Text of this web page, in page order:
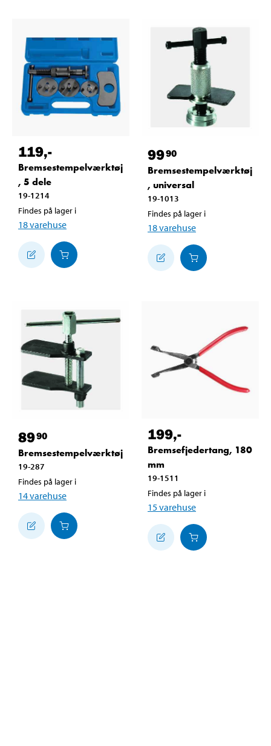
119,-
Bremsestempelværktøj
, 5 dele
19-1214
Findes på lager i
18varehuse
9990
Bremsestempelværktøj
, universal
19-1013
Findes på lager i
18varehuse
8990
Bremsestempelværktøj
19-287
Findes på lager i
14varehuse
199,-
Bremsefjedertang, 180
mm
19-1511
Findes på lager i
15varehuse